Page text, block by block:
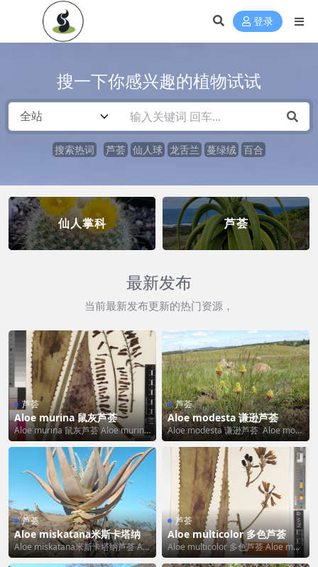
登录
搜一下你感兴趣的植物试试
搜索热词 芦荟 仙人球 龙舌兰 蔓绿绒 百合
仙人掌科 芦荟
最新发布
当前最新发布更新的热门资源，
芦荟
Aloe murina 鼠灰芦荟
Aloe murina 鼠灰芦荟 Aloe murina
的标准中文翻译为“鼠灰...
芦荟
Aloe modesta 谦逊芦荟
Aloe modesta 谦逊芦荟 Aloe mod
esta 的标准中文翻译为...
芦荟
Aloe miskatana米斯卡塔纳芦
荟
Aloe miskatana米斯卡塔纳芦荟 Alo
e miskatana 的标准...
芦荟
Aloe multicolor 多色芦荟
Aloe multicolor 多色芦荟 Aloe mult
icolor 的标准...